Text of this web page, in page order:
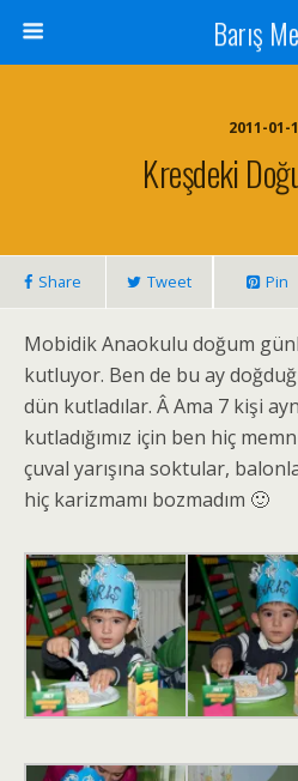
Barış
2011-01-
Kreşdeki
Share Tweet Pin
Mobidik Anaokulu doğum
kutluyor. Ben de bu ay
dün kutladılar. Â Ama 7 kişi
kutladığımız için ben hiç
çuval yarışına soktular,
hiç karizmamı bozmadım 🙂